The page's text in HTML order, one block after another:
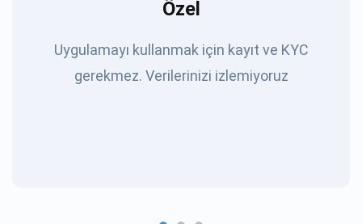
Özel
Uygulamayı kullanmak için kayıt ve KYC
gerekmez. Verilerinizi izlemiyoruz